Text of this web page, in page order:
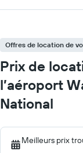
Offres de location de
Prix de
l’aéroport
National
Meilleurs prix